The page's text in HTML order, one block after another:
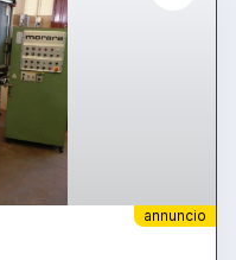
annuncio